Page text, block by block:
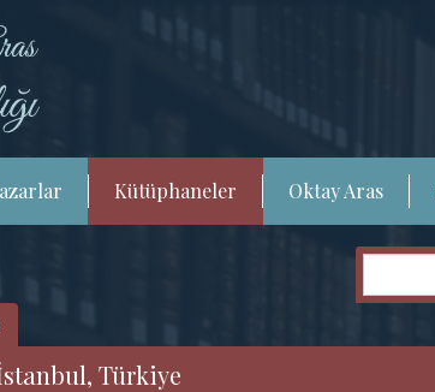
Kütüphaneler Oktay Aras
Türkiye